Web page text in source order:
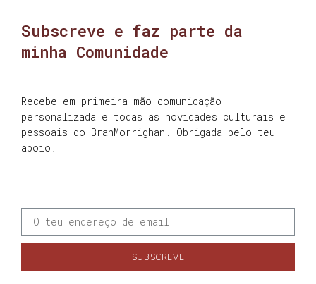
Subscreve e faz parte da
minha Comunidade
Recebe em primeira mão comunicação
personalizada e todas as novidades culturais e
pessoais do BranMorrighan. Obrigada pelo teu
apoio!
SUBSCREVE